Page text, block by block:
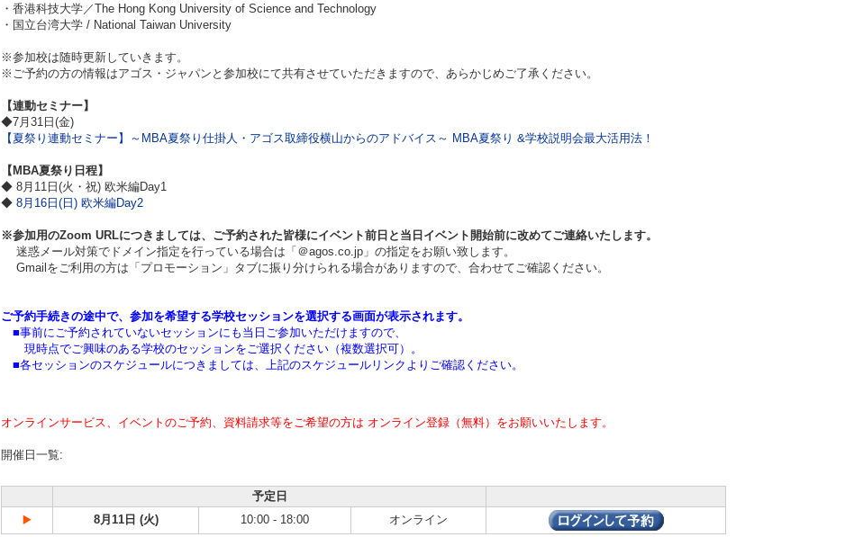
・香港科技大学／The Hong Kong University of Science and Technology
・国立台湾大学 / National Taiwan University
※参加校は随時更新していきます。
※ご予約の方の情報はアゴス・ジャパンと参加校にて共有させていただきますので、あらかじめご了承ください。
【連動セミナー】
◆7月31日(金)
【夏祭り連動セミナー】～MBA夏祭り仕掛人・アゴス取締役横山からのアドバイス～ MBA夏祭り &学校説明会最大活用法！
【MBA夏祭り日程】
◆ 8月11日(火・祝) 欧米編Day1
◆ 8月16日(日) 欧米編Day2
※参加用のZoom URLにつきましては、ご予約された皆様にイベント前日と当日イベント開始前に改めてご連絡いたします。
迷惑メール対策でドメイン指定を行っている場合は「＠agos.co.jp」の指定をお願い致します。
Gmailをご利用の方は「プロモーション」タブに振り分けられる場合がありますので、合わせてご確認ください。
ご予約手続きの途中で、参加を希望する学校セッションを選択する画面が表示されます。
■事前にご予約されていないセッションにも当日ご参加いただけますので、
現時点でご興味のある学校のセッションをご選択ください（複数選択可）。
■各セッションのスケジュールにつきましては、上記のスケジュールリンクよりご確認ください。
オンラインサービス、イベントのご予約、資料請求等をご希望の方は オンライン登録（無料）をお願いいたします。
開催日一覧:
予定日
8月11日 (火)
10:00 - 18:00 オンライン